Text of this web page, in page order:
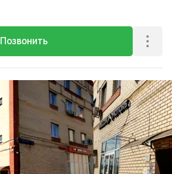
Позвонить